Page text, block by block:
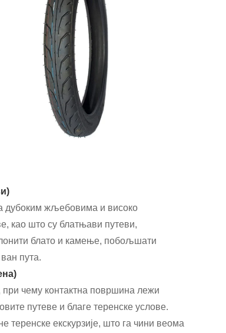
дубоким жљебовима и високо
као што су блатњави путеви,
блато и камење, побољшати
пута.
чему контактна површина лежи
путеве и благе теренске услове.
теренске екскурзије, што га чини веома